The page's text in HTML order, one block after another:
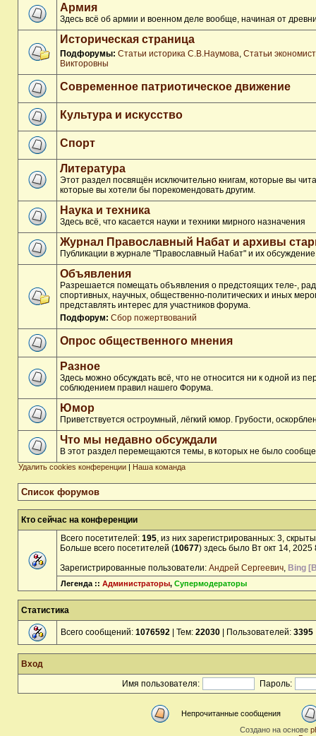
Армия
Здесь всё об армии и военном деле вообще, начиная от
Историческая страница
Подфорумы: Статьи историка С.В.Наумова, Статьи
Викторовны
Современное патриотическое движение
Культура и искусство
Спорт
Литература
Этот раздел посвящён исключительно книгам, которые вы
которые вы хотели бы порекомендовать другим.
Наука и техника
Здесь всё, что касается науки и техники мирного назначения
Журнал Православный Набат и архивы
Публикации в журнале "Православный Набат" и их обсуждение
Объявления
Разрешается помещать объявления о предстоящих теле-,
спортивных, научных, общественно-политических и иных
представлять интерес для участников форума.
Подфорум: Сбор пожертвований
Опрос общественного мнения
Разное
Здесь можно обсуждать всё, что не относится ни к одной из
соблюдением правил нашего Форума.
Юмор
Приветствуется остроумный, лёгкий юмор. Грубости,
Что мы недавно обсуждали
В этот раздел перемещаются темы, в которых не было
Удалить cookies конференции | Наша команда
Список форумов
Кто сейчас на конференции
Всего посетителей: 195, из них зарегистрированных: 3,
Больше всего посетителей (10677) здесь было Вт окт 14, 2025
Зарегистрированные пользователи: Андрей Сергеевич, Bing
Легенда :: Администраторы, Супермодераторы
Статистика
Всего сообщений: 1076592 | Тем: 22030 | Пользователей: 3395
Вход
Имя пользователя:
Пароль:
Непрочитанные сообщения
Создано на основе